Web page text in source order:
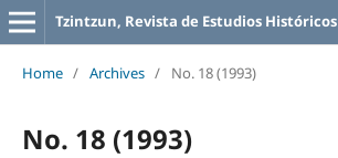
Tzintzun, Revista de Estudios Históricos
Home / Archives / No. 18 (1993)
No. 18 (1993)